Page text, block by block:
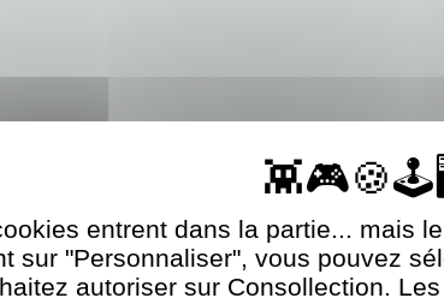
entrent dans la partie... mais
sur "Personnaliser", vous pouvez
autoriser sur Consollection.